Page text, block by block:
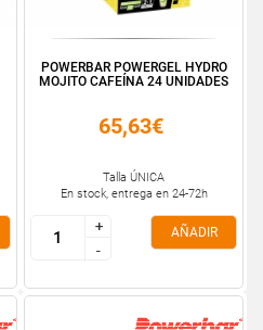
POWERBAR POWERGEL HYDRO
MOJITO CAFEÍNA 24 UNIDADES
65,63€
Talla ÚNICA
En stock, entrega en 24-72h
+
-
+
-
AÑADIR